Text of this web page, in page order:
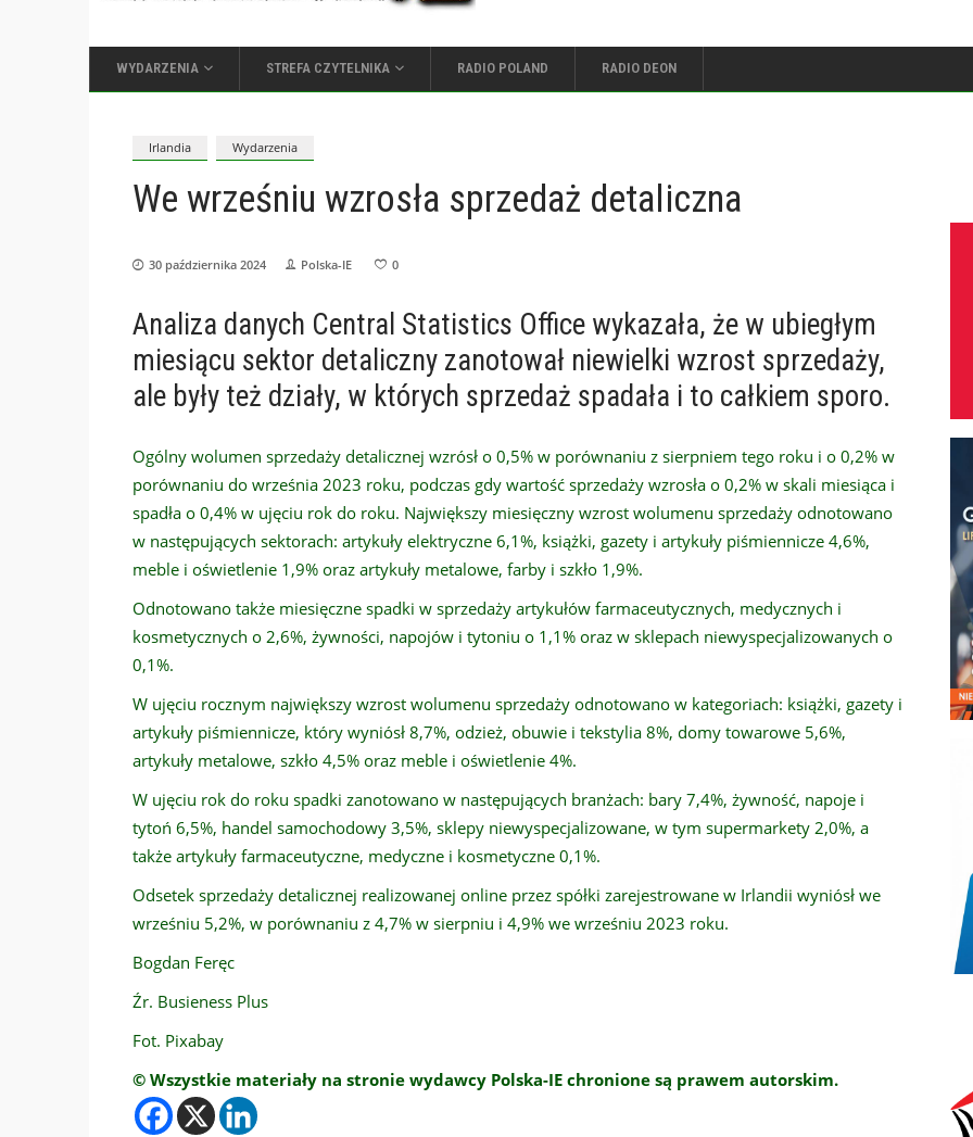
WYDARZENIA STREFA CZYTELNIKA RADIO POLAND RADIO DEON
Irlandia Wydarzenia
We wrześniu wzrosła sprzedaż detaliczna
30 października 2024 Polska-IE 0
Analiza danych Central Statistics Office wykazała, że w ubiegłym
miesiącu sektor detaliczny zanotował niewielki wzrost sprzedaży,
ale były też działy, w których sprzedaż spadała i to całkiem sporo.
Ogólny wolumen sprzedaży detalicznej wzrósł o 0,5% w porównaniu z sierpniem tego roku i o 0,2% w
porównaniu do września 2023 roku, podczas gdy wartość sprzedaży wzrosła o 0,2% w skali miesiąca i
spadła o 0,4% w ujęciu rok do roku. Największy miesięczny wzrost wolumenu sprzedaży odnotowano
w następujących sektorach: artykuły elektryczne 6,1%, książki, gazety i artykuły piśmiennicze 4,6%,
meble i oświetlenie 1,9% oraz artykuły metalowe, farby i szkło 1,9%.
Odnotowano także miesięczne spadki w sprzedaży artykułów farmaceutycznych, medycznych i
kosmetycznych o 2,6%, żywności, napojów i tytoniu o 1,1% oraz w sklepach niewyspecjalizowanych o
0,1%.
W ujęciu rocznym największy wzrost wolumenu sprzedaży odnotowano w kategoriach: książki, gazety i
artykuły piśmiennicze, który wyniósł 8,7%, odzież, obuwie i tekstylia 8%, domy towarowe 5,6%,
artykuły metalowe, szkło 4,5% oraz meble i oświetlenie 4%.
W ujęciu rok do roku spadki zanotowano w następujących branżach: bary 7,4%, żywność, napoje i
tytoń 6,5%, handel samochodowy 3,5%, sklepy niewyspecjalizowane, w tym supermarkety 2,0%, a
także artykuły farmaceutyczne, medyczne i kosmetyczne 0,1%.
Odsetek sprzedaży detalicznej realizowanej online przez spółki zarejestrowane w Irlandii wyniósł we
wrześniu 5,2%, w porównaniu z 4,7% w sierpniu i 4,9% we wrześniu 2023 roku.
Bogdan Feręc
Źr. Busieness Plus
Fot. Pixabay
© Wszystkie materiały na stronie wydawcy Polska-IE chronione są prawem autorskim.